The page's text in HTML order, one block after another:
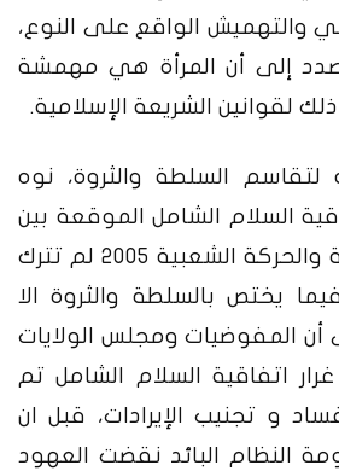
والتهميش الواقع على النوع،
إلى أن المرأة هي مهمشة
لقوانين الشريعة الإسلامية.
السلطة والثروة، نوه
السلام الشامل الموقعة بين
الحكومة السودانية والحركة الشعبية 2005 لم تترك
يختص بالسلطة والثروة الا
أن المفوضيات ومجلس الولايات
اتفاقية السلام الشامل تم
و تجنيب الإيرادات، قبل ان
النظام البائد نقضت العهود